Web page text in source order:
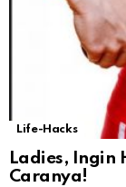
Life-Hacks
Ladies, Ingin
Caranya!